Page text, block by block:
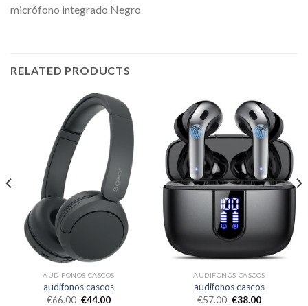
micrófono integrado Negro
RELATED PRODUCTS
AUDIFONOS CASCOS
audifonos cascos
€66.00 €44.00
AUDIFONOS CASCOS
audifonos cascos
€57.00 €38.00